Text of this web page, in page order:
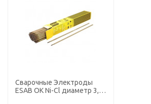
Сварочные Электроды
ESAB OK Ni-Cl диаметр 3,2